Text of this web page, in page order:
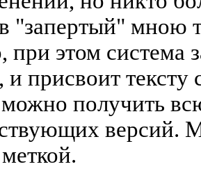
"запертый" мною
при этом система
и присвоит
получить
версий.